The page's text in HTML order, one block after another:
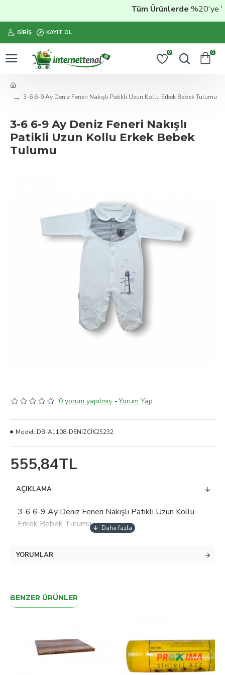
Tüm Ürünlerde%20'ye
GIRIŞ KAYIT OL
0 0
3-6 6-9 Ay Deniz Feneri Nakışlı Patikli Uzun Kollu Erkek Bebek Tulumu
3-6 6-9 Ay Deniz Feneri Nakışlı
Patikli Uzun Kollu Erkek Bebek
Tulumu
0 yorum yapılmış. -Yorum Yap
555,84TL
Model: DB-A1108-DENİZCİK25232
AÇIKLAMA
3-6 6-9 Ay Deniz Feneri Nakışlı Patikli Uzun Kollu
Erkek Bebek Tulumu
YORUMLAR
BENZER ÜRÜNLER